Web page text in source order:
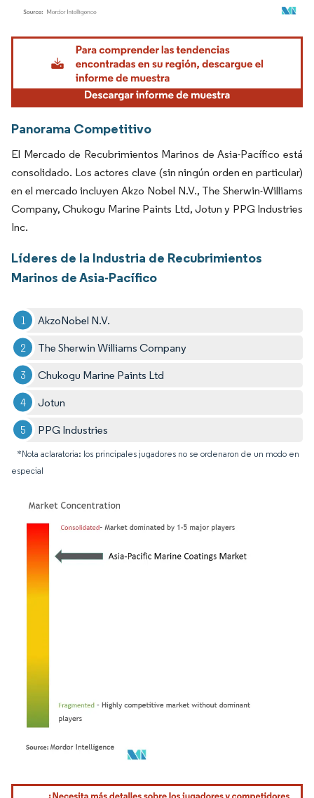
Imagen © Mordor Intelligence. El uso requiere atribución según CC BY 4.0.
Panorama Competitivo
El Mercado de Recubrimientos Marinos de Asia-Pacífico está
consolidado. Los actores clave (sin ningún orden en particular)
en el mercado incluyen Akzo Nobel N.V., The Sherwin-Williams
Company, Chukogu Marine Paints Ltd, Jotun y PPG Industries
Inc.
Líderes de la Industria de Recubrimientos
Marinos de Asia-Pacífico
AkzoNobel N.V.
The Sherwin Williams Company
Chukogu Marine Paints Ltd
Jotun
PPG Industries
*Nota aclaratoria: los principales jugadores no se ordenaron de un modo en
especial
Imagen © Mordor Intelligence. El uso requiere atribución según CC BY 4.0.